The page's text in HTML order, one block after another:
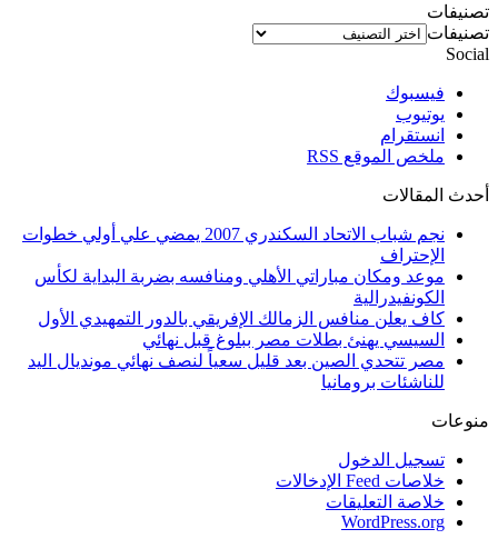
تصنيفات
تصنيفات
Social
فيسبوك
يوتيوب
انستقرام
ملخص الموقع RSS
أحدث المقالات
نجم شباب الاتحاد السكندري 2007 يمضي علي أولي خطوات
الإحتراف
موعد ومكان مباراتي الأهلي ومنافسه بضربة البداية لكأس
الكونفيدرالية
كاف يعلن منافس الزمالك الإفريقي بالدور التمهيدي الأول
السيسي يهنئ بطلات مصر ببلوغ قبل نهائي
مصر تتحدي الصين بعد قليل سعياً لنصف نهائي مونديال اليد
للناشئات برومانيا
منوعات
تسجيل الدخول
خلاصات Feed الإدخالات
خلاصة التعليقات
WordPress.org